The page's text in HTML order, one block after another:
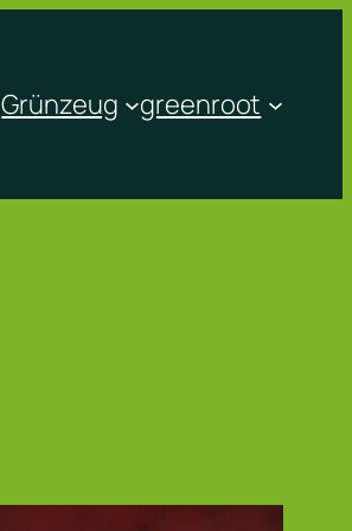
Grünzeug greenroot